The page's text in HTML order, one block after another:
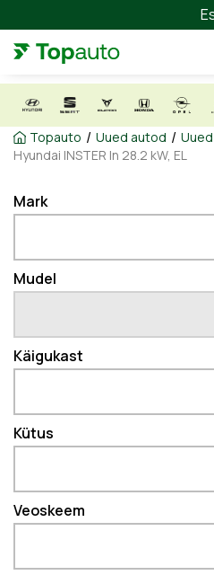
Topauto / Uued autod /
Hyundai INSTER In 28.2 kW, EL
Mark
Mudel
Käigukast
Kütus
Veoskeem